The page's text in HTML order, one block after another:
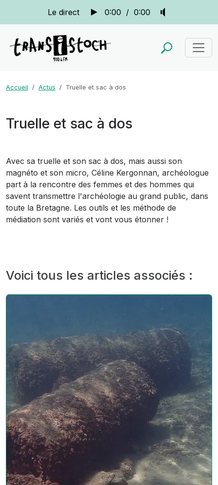
Le direct 0:00 / 0:00
Accueil Actus Truelle et sac à dos
Truelle et sac à dos
Avec sa truelle et son sac à dos, mais aussi son
magnéto et son micro, Céline Kergonnan, archéologue
part à la rencontre des femmes et des hommes qui
savent transmettre l'archéologie au grand public, dans
toute la Bretagne. Les outils et les méthode de
médiation sont variés et vont vous étonner !
Voici tous les articles associés :